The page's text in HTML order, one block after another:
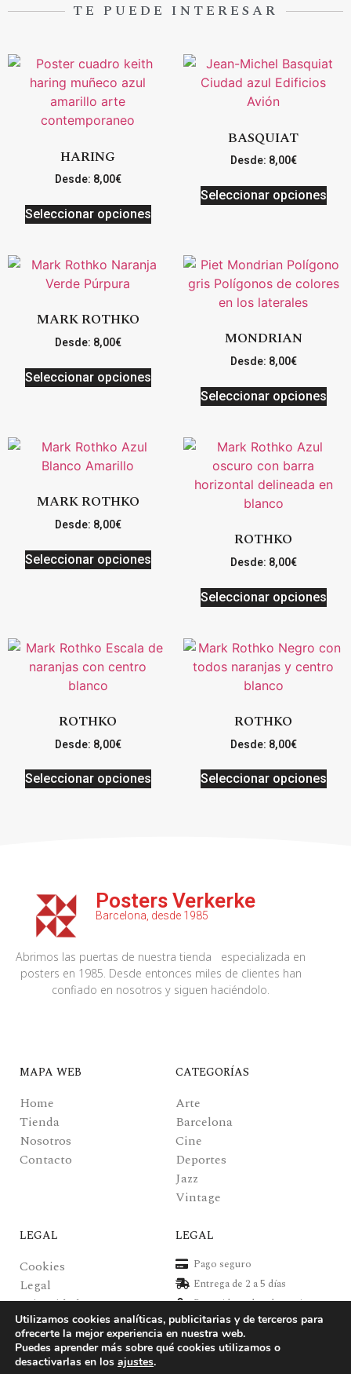
TE PUEDE INTERESAR
HARING
Desde: 8,00€
Seleccionar opciones
BASQUIAT
Desde: 8,00€
Seleccionar opciones
MARK ROTHKO
Desde: 8,00€
Seleccionar opciones
MONDRIAN
Desde: 8,00€
Seleccionar opciones
MARK ROTHKO
Desde: 8,00€
Seleccionar opciones
ROTHKO
Desde: 8,00€
Seleccionar opciones
ROTHKO
Desde: 8,00€
Seleccionar opciones
ROTHKO
Desde: 8,00€
Seleccionar opciones
Posters Verkerke
Barcelona, desde 1985
Abrimos las puertas de nuestra tienda especializada en
posters en 1985. Desde entonces miles de clientes han
confiado en nosotros y siguen haciéndolo.
MAPA WEB
Home
Tienda
Nosotros
Contacto
CATEGORÍAS
Arte
Barcelona
Cine
Deportes
Jazz
Vintage
LEGAL
Cookies
Legal
Privacidad
Pagos y envíos
LEGAL
Pago seguro
Entrega de 2 a 5 días
Recogida en local gratuita
Posters de alta calidad
Utilizamos cookies analíticas, publicitarias y de terceros para
ofrecerte la mejor experiencia en nuestra web.
Puedes aprender más sobre qué cookies utilizamos o
desactivarlas en los ajustes.